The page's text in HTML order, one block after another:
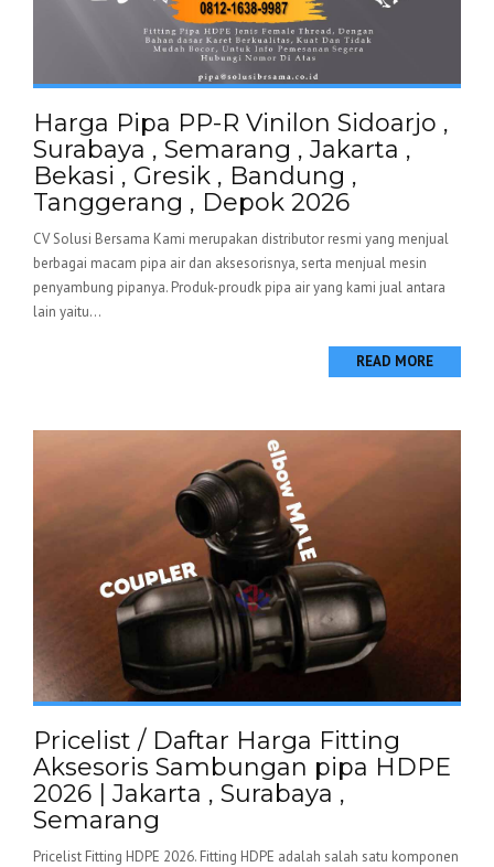
Harga Pipa PP-R Vinilon Sidoarjo ,
Surabaya , Semarang , Jakarta ,
Bekasi , Gresik , Bandung ,
Tanggerang , Depok 2026
CV Solusi Bersama Kami merupakan distributor resmi yang menjual
berbagai macam pipa air dan aksesorisnya, serta menjual mesin
penyambung pipanya. Produk-proudk pipa air yang kami jual antara
lain yaitu...
READ MORE
Pricelist / Daftar Harga Fitting
Aksesoris Sambungan pipa HDPE
2026 | Jakarta , Surabaya ,
Semarang
Pricelist Fitting HDPE 2026. Fitting HDPE adalah salah satu komponen